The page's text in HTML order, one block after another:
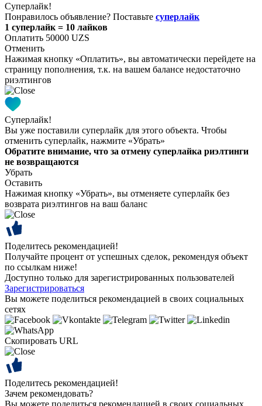
Суперлайк!
Понравилось объявление? Поставьте суперлайк
1 суперлайк = 10 лайков
Оплатить 50000 UZS
Отменить
Нажимая кнопку «Оплатить», вы автоматически перейдете на
страницу пополнения, т.к. на вашем балансе недостаточно
риэлтингов
Суперлайк!
Вы уже поставили суперлайк для этого объекта. Чтобы
отменить суперлайк, нажмите «Убрать»
Обратите внимание, что за отмену суперлайка риэлтинги
не возвращаются
Убрать
Оставить
Нажимая кнопку «Убрать», вы отменяете суперлайк без
возврата риэлтингов на ваш баланс
Поделитесь рекомендацией!
Получайте процент от успешных сделок, рекомендуя объект
по ссылкам ниже!
Доступно только для зарегистрированных пользователей
Зарегистрироваться
Вы можете поделиться рекомендацией в своих социальных
сетях
Скопировать URL
Поделитесь рекомендацией!
Зачем рекомендовать?
Вы можете поделиться рекомендацией в своих социальных